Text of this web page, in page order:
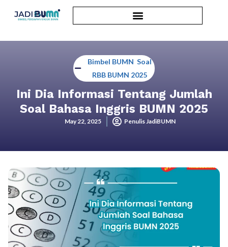
Bimbel BUMN ,Soal
RBB BUMN 2025
Ini Dia Informasi Tentang Jumlah
Soal Bahasa Inggris BUMN 2025
May 22, 2025 Penulis JadiBUMN